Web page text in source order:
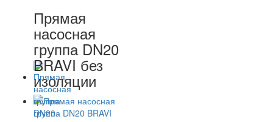
Прямая
насосная
группа DN20
BRAVI без
изоляции